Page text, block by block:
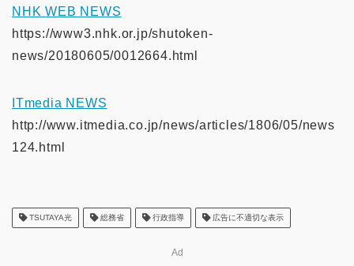
NHK WEB NEWS
https://www3.nhk.or.jp/shutoken-
news/20180605/0012664.html
ITmedia NEWS
http://www.itmedia.co.jp/news/articles/1806/05/news
124.html
TSUTAYA光 総務省 行政指導 広告に不適切な表示
Ad